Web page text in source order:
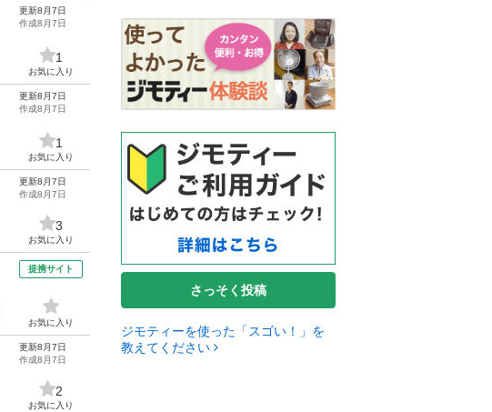
更新8月7日
作成8月7日
1
お気に入り
更新8月7日
作成8月7日
1
お気に入り
更新8月7日
作成8月7日
3
お気に入り
提携サイト
お気に入り
更新8月7日
作成8月7日
2
お気に入り
さっそく投稿
ジモティーを使った「スゴい！」を
教えてください